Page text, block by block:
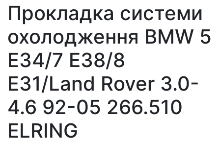
Прокладка системи
охолодження BMW 5
E34/7 E38/8
E31/Land Rover 3.0-
4.6 92-05 266.510
ELRING